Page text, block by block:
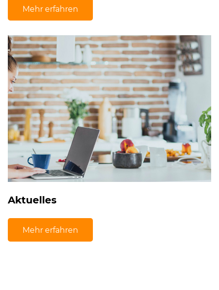
Mehr erfahren
Aktuelles
Mehr erfahren